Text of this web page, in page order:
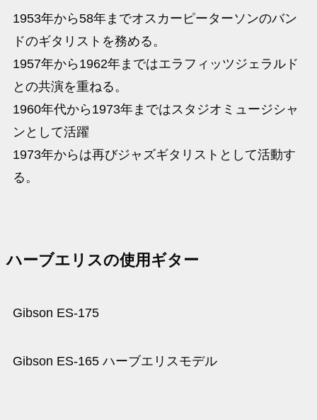
1953年から58年までオスカーピーターソンのバン
ドのギタリストを務める。
1957年から1962年まではエラフィッツジェラルド
との共演を重ねる。
1960年代から1973年まではスタジオミュージシャ
ンとして活躍
1973年からは再びジャズギタリストとして活動す
る。
ハーブエリスの使用ギター
Gibson ES-175
Gibson ES-165 ハーブエリスモデル